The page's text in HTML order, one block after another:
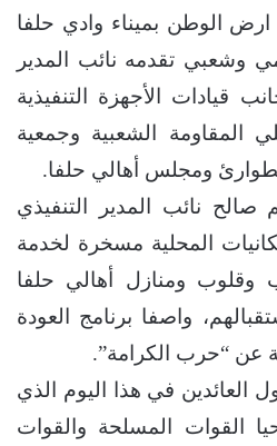
ارض الوطن بميناء وادي حلفا
تقدمه نائب المدير
قيادات الأجهزة التنفيذية
المقاومة الشعبية وجمعية
ومجلس أهالي حلفا.
صالح نائب المدير التنفيذي
المحلية مسخرة لخدمة
وقلوب ومنازل أهالي حلفا
واصفا برنامج العودة
عن “حرب الكرامة”.
في هذا اليوم الذي
القوات المسلحة والقوات